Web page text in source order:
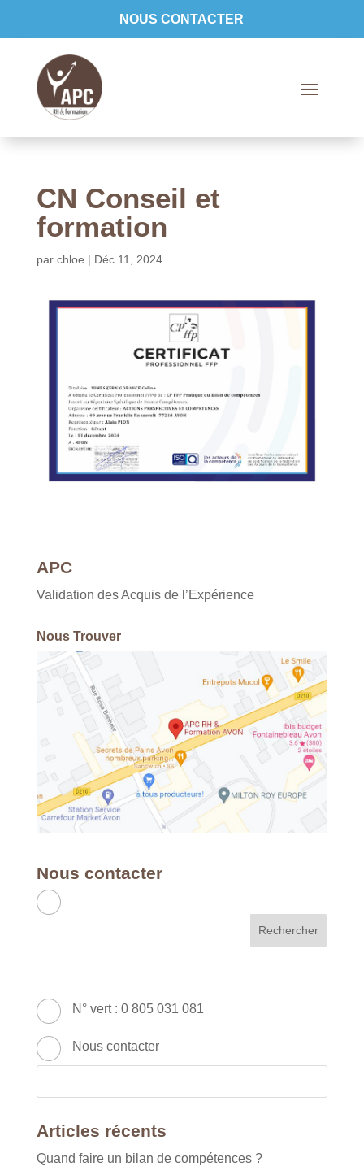
NOUS CONTACTER
CN Conseil et
formation
par chloe | Déc 11, 2024
APC
Validation des Acquis de l’Expérience
Nous Trouver
Nous contacter
49 Avenue Franklin Roosevelt - 77210
N° vert : 0 805 031 081
Nous contacter
Articles récents
Quand faire un bilan de compétences ?